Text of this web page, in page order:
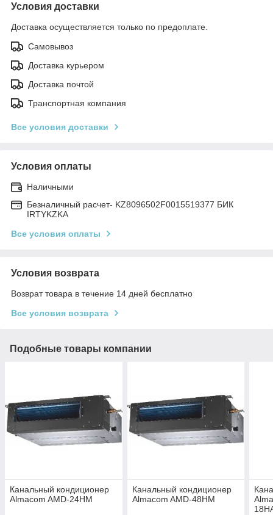
Условия доставки
Доставка осуществляется только по предоплате.
Самовывоз
Доставка курьером
Доставка почтой
Транспортная компания
Все условия доставки
Условия оплаты
Наличными
Безналичный расчет- KZ8096502F0015519377 БИК
IRTYKZKA
Все условия оплаты
Условия возврата
Возврат товара в течение 14 дней бесплатно
Все условия возврата
Подобные товары компании
Канальный кондиционер
Almacom AMD-24HМ
Канальный кондиционер
Almacom AMD-48HМ